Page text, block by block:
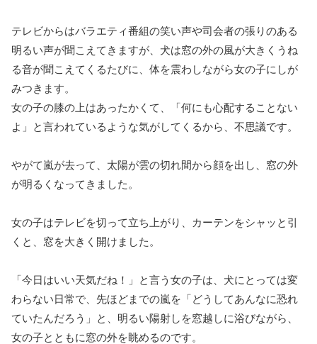
テレビからはバラエティ番組の笑い声や司会者の張りのある
明るい声が聞こえてきますが、犬は窓の外の風が大きくうね
る音が聞こえてくるたびに、体を震わしながら女の子にしが
みつきます。
女の子の膝の上はあったかくて、「何にも心配することない
よ」と言われているような気がしてくるから、不思議です。
やがて嵐が去って、太陽が雲の切れ間から顔を出し、窓の外
が明るくなってきました。
女の子はテレビを切って立ち上がり、カーテンをシャッと引
くと、窓を大きく開けました。
「今日はいい天気だね！」と言う女の子は、犬にとっては変
わらない日常で、先ほどまでの嵐を「どうしてあんなに恐れ
ていたんだろう」と、明るい陽射しを窓越しに浴びながら、
女の子とともに窓の外を眺めるのです。